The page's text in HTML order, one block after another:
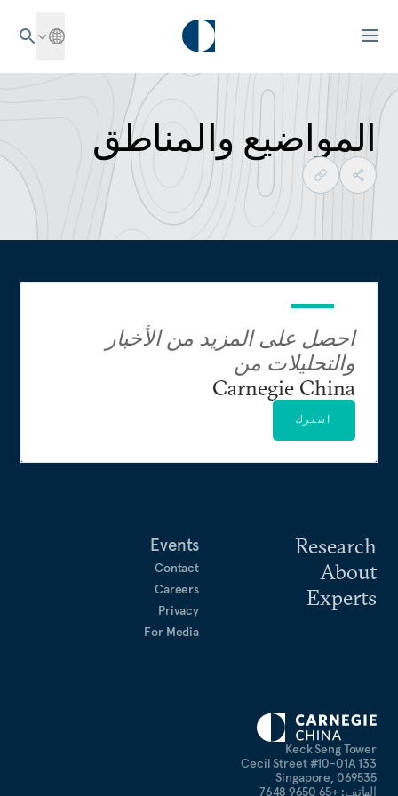
المواضيع والمناطق
Keck Seng Tower
133 Cecil Street #10-01A
Singapore, 069535
الهاتف: +65 9650 7648
Research
About
Experts
Events
Contact
Careers
Privacy
For Media
احصل على المزيد من الأخبار
والتحليلات من
Carnegie China
اشترك